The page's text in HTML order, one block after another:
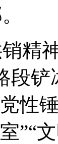
神
段铲
性
”“